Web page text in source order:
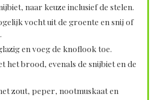
naar keuze inclusief de stelen.
vocht uit de groente en snij of
en voeg de knoflook toe.
het brood, evenals de snijbiet en de
zout, peper, nootmuskaat en